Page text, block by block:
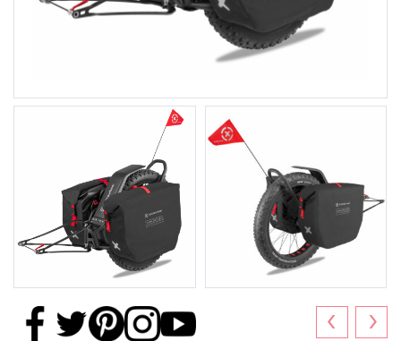
‹ ›